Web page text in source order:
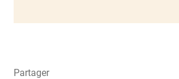
Partager